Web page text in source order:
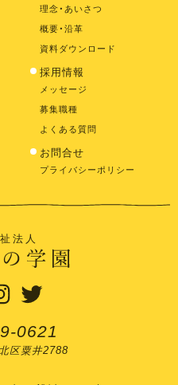
理念・あいさつ
概要・沿革
資料ダウンロード
採用情報
メッセージ
募集職種
よくある質問
お問合せ
プライバシーポリシー
法人
0621
区粟井2788